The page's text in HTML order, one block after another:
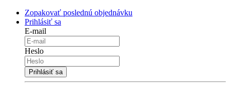
Zopakovať poslednú objednávku
Prihlásiť sa
E-mail
Heslo